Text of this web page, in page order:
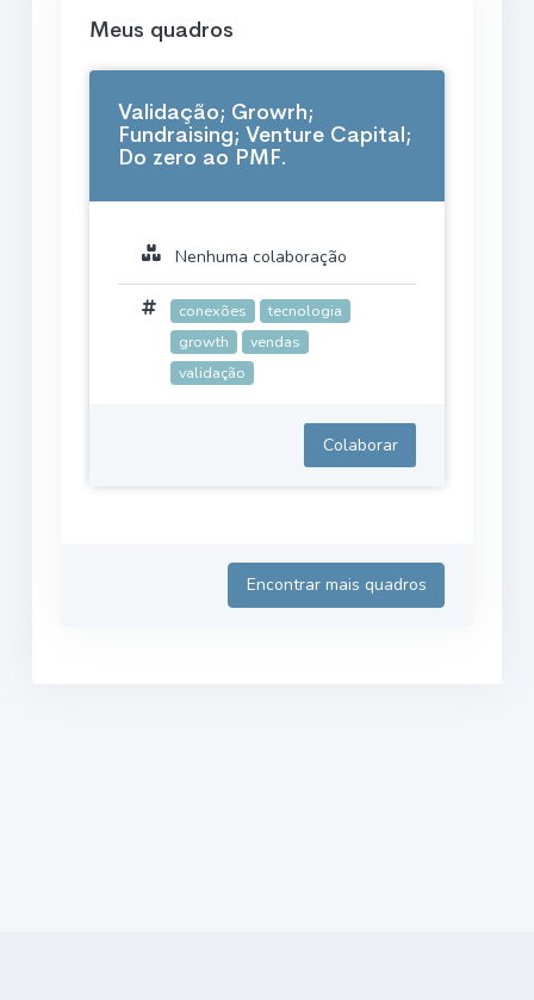
Meus quadros
Validação; Growrh;
Fundraising; Venture Capital;
Do zero ao PMF.
Nenhuma colaboração
conexões
tecnologia
growth
vendas
validação
Colaborar
Encontrar mais quadros